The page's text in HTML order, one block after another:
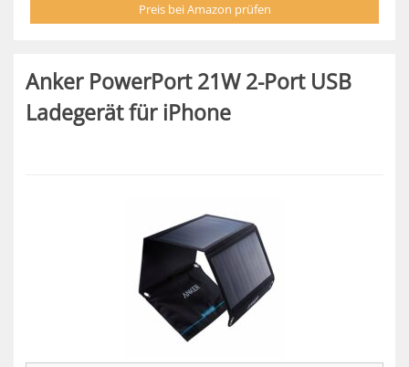
Preis bei Amazon prüfen
Anker PowerPort 21W 2-Port USB
Ladegerät für iPhone